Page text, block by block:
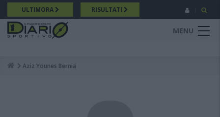
Salta
al
contenuto
principale
ULTIMORA RISULTATI
MENU
Breadcrumb
Aziz Younes Bernia